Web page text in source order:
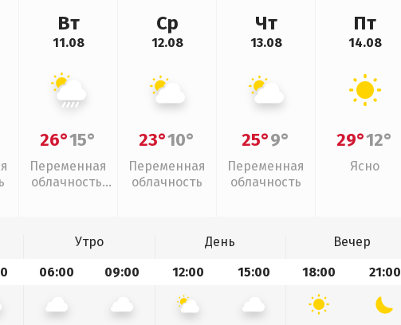
Вт
11.08
26°15°
Переменная
облачность,
Ср
12.08
23°10°
Переменная
облачность
Чт
13.08
25°9°
Переменная
облачность
Пт
14.08
29°12°
Ясно
Утро День
Вечер
06:00 09:00 12:00 15:00 18:00 21:00